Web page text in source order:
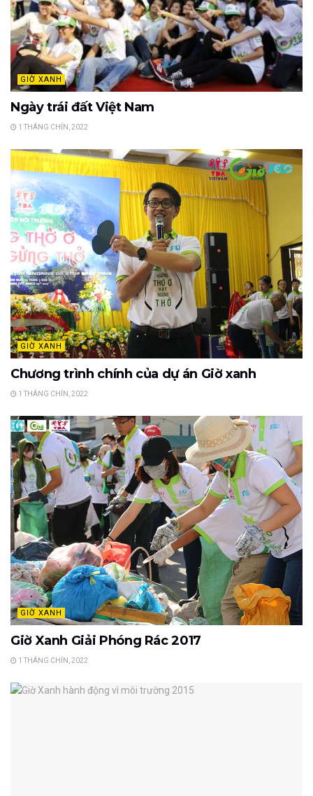
GIỜ XANH
Ngày trái đất Việt Nam
1 THÁNG CHÍN, 2022
GIỜ XANH
Chương trình chính của dự án Giờ xanh
1 THÁNG CHÍN, 2022
GIỜ XANH
Giờ Xanh Giải Phóng Rác 2017
1 THÁNG CHÍN, 2022